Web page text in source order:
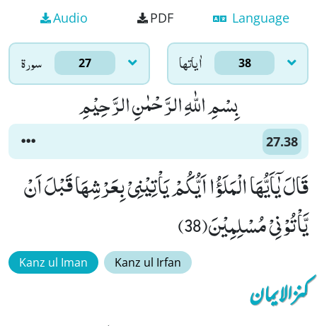
Audio PDF Language
سورۃ 27 اٰياتها 38
بِسْمِ اللّٰهِ الرَّحْمٰنِ الرَّحِیْمِ
27.38
قَالَ یٰۤاَیُّهَا الْمَلَؤُا اَیُّكُمْ یَاْتِیْنِیْ بِعَرْشِهَا قَبْلَ اَنْ
یَّاْتُوْنِیْ مُسْلِمِیْنَ(38)
Kanz ul Iman Kanz ul Irfan
کنزالایمان